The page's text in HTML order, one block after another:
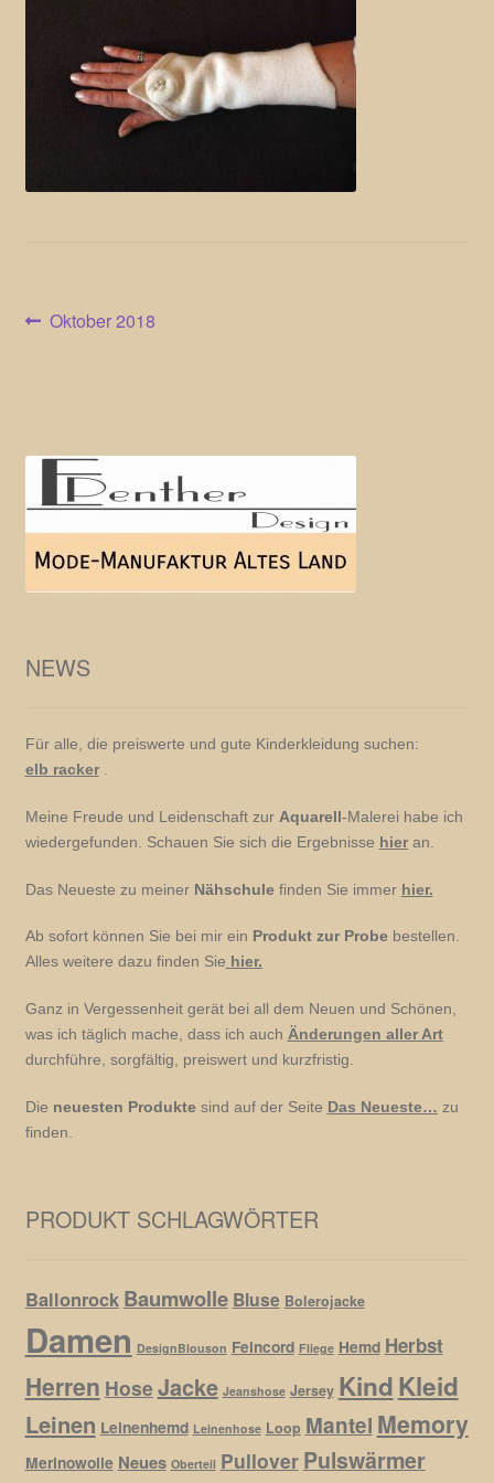
Beitragsnavigation
Vorheriger
Oktober 2018
NEWS
Für alle, die preiswerte und gute Kinderkleidung suchen:
elb racker.
Meine Freude und Leidenschaft zur Aquarell-Malerei habe ich
wiedergefunden. Schauen Sie sich die Ergebnisse hieran.
Das Neueste zu meiner Nähschulefinden Sie immer hier.
Ab sofort können Sie bei mir ein Produkt zur Probebestellen.
Alles weitere dazu finden Sie hier.
Ganz in Vergessenheit gerät bei all dem Neuen und Schönen,
was ich täglich mache, dass ich auch Änderungen aller Art
durchführe, sorgfältig, preiswert und kurzfristig.
Die neuesten Produktesind auf der Seite Das Neueste… zu
finden.
PRODUKT SCHLAGWÖRTER
Ballonrock Baumwolle Bluse Bolerojacke
Damen DesignBlouson Feincord Fliege Hemd Herbst
Herren Hose Jacke Jeanshose Jersey KindKleid
Leinen Leinenhemd Leinenhose Loop Mantel Memory
Merinowolle Neues Oberteil Pullover Pulswärmer